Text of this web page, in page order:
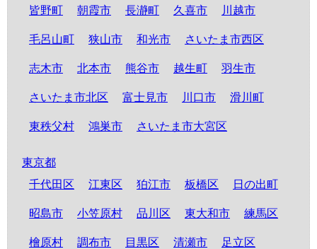
皆野町 朝霞市 長瀞町 久喜市 川越市
毛呂山町 狭山市 和光市 さいたま市西区
志木市 北本市 熊谷市 越生町 羽生市
さいたま市北区 富士見市 川口市 滑川町
東秩父村 鴻巣市 さいたま市大宮区
東京都
千代田区
江東区 狛江市 板橋区 日の出町
昭島市 小笠原村 品川区 東大和市 練馬区
檜原村 調布市 目黒区 清瀬市 足立区